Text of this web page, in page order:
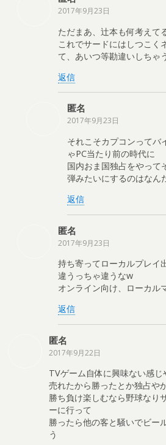
2017年9月23日
ただまあ、辻本も何考えて
これでサードにはしつこく
て、あいつ等勘違いしちゃ
返信
匿名
2017年9月23日
それこそカプコンってバ
ゃPC当たり前の時代に
国内おま国独占をやって
弾みたいにするのはなん
返信
匿名
2017年9月23日
持ち寄ってローカルプレイ
違うっちゃ違うなw
オンライン向け、ローカル
返信
匿名
2017年9月22日
TVゲーム自体に興味ない感じ
売れたから勝ったとか独占や
勝ち負け楽しむなら野球なり
ーに行って
勝ったら他の客と騒いでビー
う